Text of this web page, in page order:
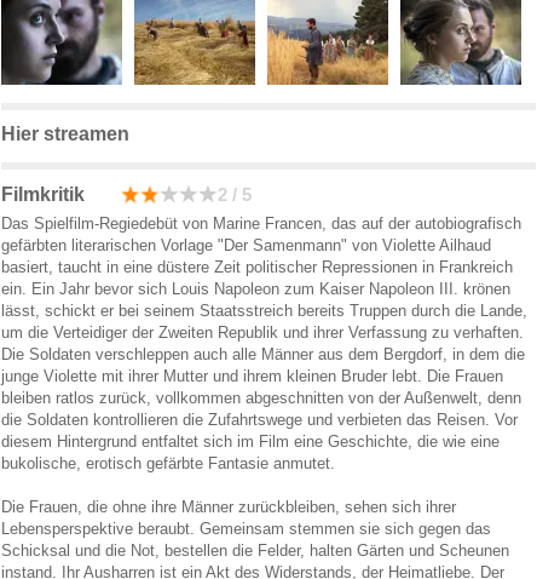
Hier streamen
Filmkritik 2 / 5
Das Spielfilm-Regiedebüt von Marine Francen, das auf der autobiografisch
gefärbten literarischen Vorlage "Der Samenmann" von Violette Ailhaud
basiert, taucht in eine düstere Zeit politischer Repressionen in Frankreich
ein. Ein Jahr bevor sich Louis Napoleon zum Kaiser Napoleon III. krönen
lässt, schickt er bei seinem Staatsstreich bereits Truppen durch die Lande,
um die Verteidiger der Zweiten Republik und ihrer Verfassung zu verhaften.
Die Soldaten verschleppen auch alle Männer aus dem Bergdorf, in dem die
junge Violette mit ihrer Mutter und ihrem kleinen Bruder lebt. Die Frauen
bleiben ratlos zurück, vollkommen abgeschnitten von der Außenwelt, denn
die Soldaten kontrollieren die Zufahrtswege und verbieten das Reisen. Vor
diesem Hintergrund entfaltet sich im Film eine Geschichte, die wie eine
bukolische, erotisch gefärbte Fantasie anmutet.
Die Frauen, die ohne ihre Männer zurückbleiben, sehen sich ihrer
Lebensperspektive beraubt. Gemeinsam stemmen sie sich gegen das
Schicksal und die Not, bestellen die Felder, halten Gärten und Scheunen
instand. Ihr Ausharren ist ein Akt des Widerstands, der Heimatliebe. Der